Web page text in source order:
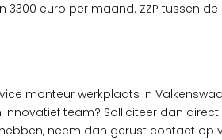
euro per maand. ZZP tussen de
monteur werkplaats in
team? Solliciteer dan
neem dan gerust contact op